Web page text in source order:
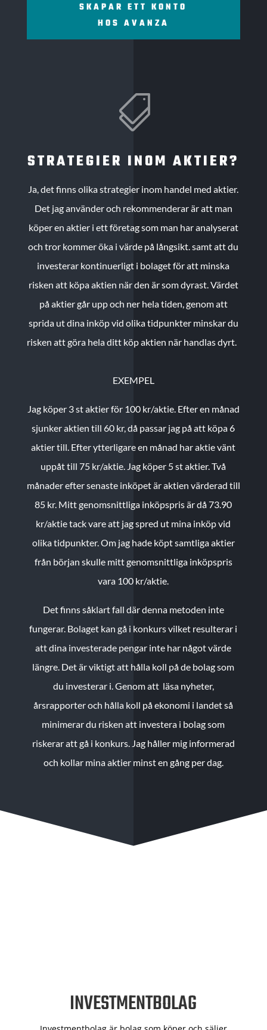
SKAPAR ETT KONTO
HOS AVANZA

STRATEGIER INOM AKTIER?
Ja, det finns olika strategier inom handel med aktier.
Det jag använder och rekommenderar är att man
köper en aktier i ett företag som man har analyserat
och tror kommer öka i värde på långsikt. samt att du
investerar kontinuerligt i bolaget för att minska
risken att köpa aktien när den är som dyrast. Värdet
på aktier går upp och ner hela tiden, genom att
sprida ut dina inköp vid olika tidpunkter minskar du
risken att göra hela ditt köp aktien när handlas dyrt.
EXEMPEL
Jag köper 3 st aktier för 100 kr/aktie. Efter en månad
sjunker aktien till 60 kr, då passar jag på att köpa 6
aktier till. Efter ytterligare en månad har aktie vänt
uppåt till 75 kr/aktie. Jag köper 5 st aktier.Två
månader efter senaste inköpet är aktien värderad till
85 kr. Mitt genomsnittliga inköpspris är då 73.90
kr/aktie tack vare att jag spred ut mina inköp vid
olika tidpunkter. Om jag hade köpt samtliga aktier
från början skulle mitt genomsnittliga inköpspris
vara 100 kr/aktie.
Det finns såklart fall där denna metoden inte
fungerar. Bolaget kan gå i konkurs vilket resulterar i
att dina investerade pengar inte har något värde
längre. Det är viktigt att hålla koll på de bolag som
du investerar i. Genom att läsa nyheter,
årsrapporter och hålla koll på ekonomi i landet så
minimerar du risken att investera i bolag som
riskerar att gå i konkurs. Jag håller mig informerad
och kollar mina aktier minst en gång per dag.
INVESTMENTBOLAG